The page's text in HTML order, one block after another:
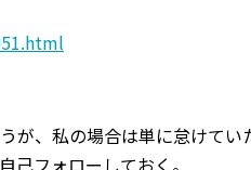
、私の場合は単に怠けてい
フォローしておく。